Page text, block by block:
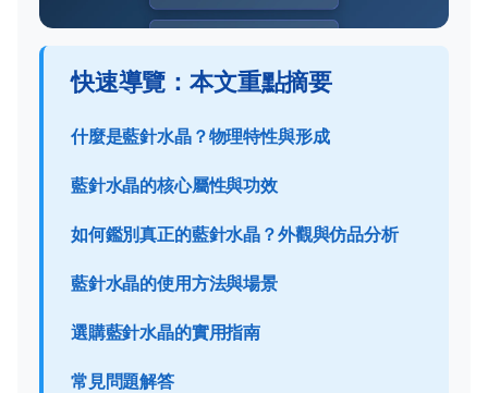
快速導覽：本文重點摘要
什麼是藍針水晶？物理特性與形成
藍針水晶的核心屬性與功效
如何鑑別真正的藍針水晶？外觀與仿品分析
藍針水晶的使用方法與場景
選購藍針水晶的實用指南
常見問題解答